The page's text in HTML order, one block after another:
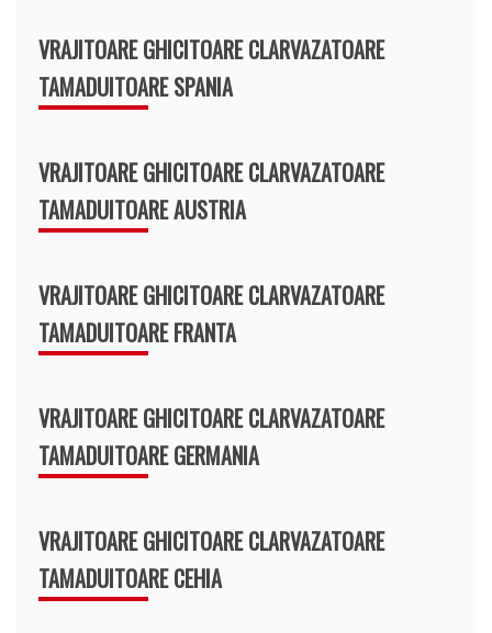
VRAJITOARE GHICITOARE CLARVAZATOARE
TAMADUITOARE SPANIA
VRAJITOARE GHICITOARE CLARVAZATOARE
TAMADUITOARE AUSTRIA
VRAJITOARE GHICITOARE CLARVAZATOARE
TAMADUITOARE FRANTA
VRAJITOARE GHICITOARE CLARVAZATOARE
TAMADUITOARE GERMANIA
VRAJITOARE GHICITOARE CLARVAZATOARE
TAMADUITOARE CEHIA